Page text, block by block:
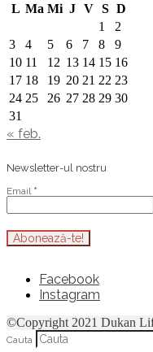
L Ma Mi J V S D
1
2
3
4 5 6 7 8
9
10 11 12 13 14 15 16
17 18 19 20 21 22 23
24 25 26 27 28 29 30
31
« feb.
Newsletter-ul nostru
Email *
Facebook
Instagram
©Copyright 2021 Dukan
Cauta